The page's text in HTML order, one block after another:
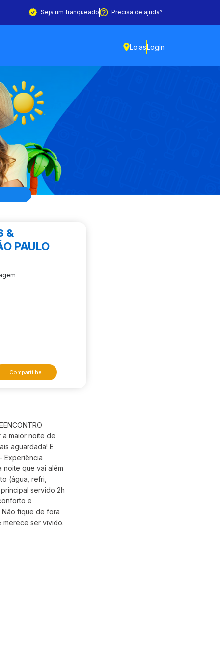
Seja um franqueado Precisa de ajuda?
LojasLogin
&
PAULO
Compartilhe
a maior noite de
aguardada! E
Experiência
noite que vai além
(água, refri,
servido 2h
e
Não fique de fora
merece ser vivido.